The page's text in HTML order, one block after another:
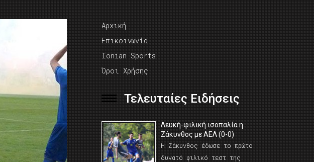
Αρχική
Επικοινωνία
Ionian Sports
Όροι Χρήσης
Τελευταίες Ειδήσεις
Λευκή-φιλική ισοπαλία η
Ζάκυνθος με ΑΕΛ (0-0)
Η Ζάκυνθος έδωσε το πρώτο
δυνατό φιλικό τεστ της